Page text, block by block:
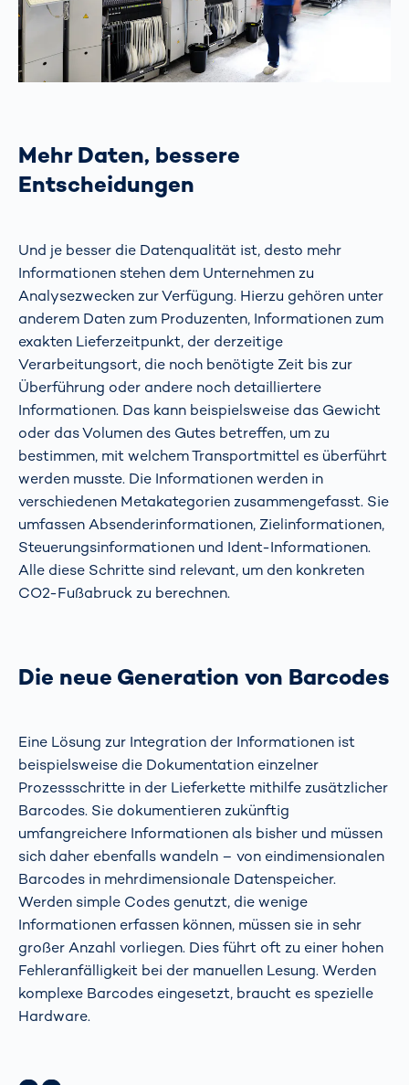
Mehr Daten, bessere
Entscheidungen
Und je besser die Datenqualität ist, desto mehr
Informationen stehen dem Unternehmen zu
Analysezwecken zur Verfügung. Hierzu gehören unter
anderem Daten zum Produzenten, Informationen zum
exakten Lieferzeitpunkt, der derzeitige
Verarbeitungsort, die noch benötigte Zeit bis zur
Überführung oder andere noch detailliertere
Informationen. Das kann beispielsweise das Gewicht
oder das Volumen des Gutes betreffen, um zu
bestimmen, mit welchem Transportmittel es überführt
werden musste. Die Informationen werden in
verschiedenen Metakategorien zusammengefasst. Sie
umfassen Absenderinformationen, Zielinformationen,
Steuerungsinformationen und Ident-Informationen.
Alle diese Schritte sind relevant, um den konkreten
CO2-Fußabruck zu berechnen.
Die neue Generation von Barcodes
Eine Lösung zur Integration der Informationen ist
beispielsweise die Dokumentation einzelner
Prozessschritte in der Lieferkette mithilfe zusätzlicher
Barcodes. Sie dokumentieren zukünftig
umfangreichere Informationen als bisher und müssen
sich daher ebenfalls wandeln – von eindimensionalen
Barcodes in mehrdimensionale Datenspeicher.
Werden simple Codes genutzt, die wenige
Informationen erfassen können, müssen sie in sehr
großer Anzahl vorliegen. Dies führt oft zu einer hohen
Fehleranfälligkeit bei der manuellen Lesung. Werden
komplexe Barcodes eingesetzt, braucht es spezielle
Hardware.